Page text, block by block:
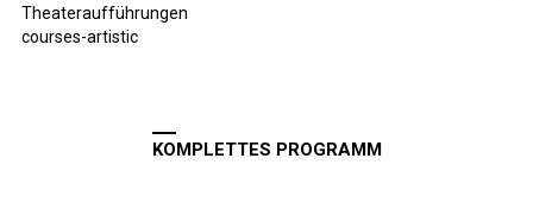
Theateraufführungen
courses-artistic
KOMPLETTES PROGRAMM